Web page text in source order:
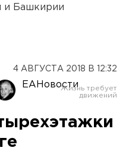
и Башкирии
4 АВГУСТА 2018 В 12:32
ЕАНовости